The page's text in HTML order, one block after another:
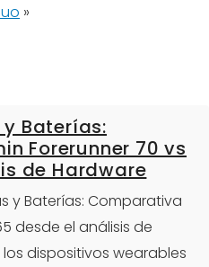
»
Baterías:
Forerunner 70 vs
de Hardware
y Baterías: Comparativa
desde el análisis de
dispositivos wearables